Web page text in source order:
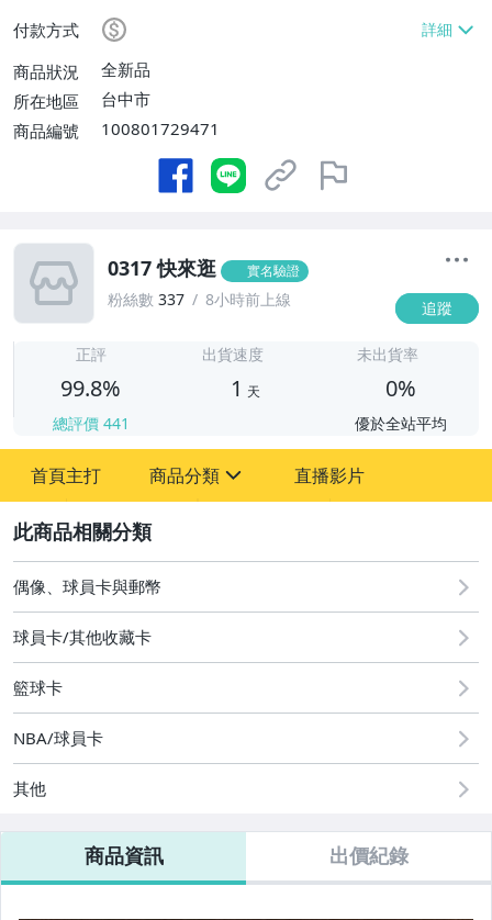
滿$9999免運費】
付款方式
商品狀況
全新品
所在地區
台中市
商品編號
100801729471
0317 快來逛 實名驗證
粉絲數 337 8小時前上線 追蹤
正評
99.8%
總評價 441
出貨速度
1 天
未出貨率
0%
優於全站平均
首頁主打 商品分類
偶像、球員卡與郵幣
直播影片
偶像、球員卡與郵幣
球員卡/其他收藏卡
籃球卡
NBA/球員卡
其他
商品資訊 出價紀錄